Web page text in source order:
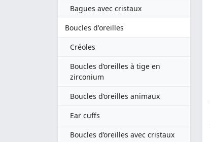
Bagues avec cristaux
Boucles d'oreilles
Créoles
Boucles d’oreilles à tige en
zirconium
Boucles d’oreilles animaux
Ear cuffs
Boucles d’oreilles avec cristaux